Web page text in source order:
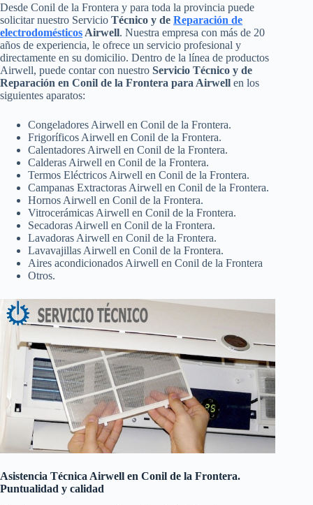
Desde Conil de la Frontera y para toda la provincia puede
solicitar nuestro Servicio Técnico y de Reparación de
electrodomésticos Airwell. Nuestra empresa con más de 20
años de experiencia, le ofrece un servicio profesional y
directamente en su domicilio. Dentro de la línea de productos
Airwell, puede contar con nuestro Servicio Técnico y de
Reparación en Conil de la Frontera para Airwell en los
siguientes aparatos:
Congeladores Airwell en Conil de la Frontera.
Frigoríficos Airwell en Conil de la Frontera.
Calentadores Airwell en Conil de la Frontera.
Calderas Airwell en Conil de la Frontera.
Termos Eléctricos Airwell en Conil de la Frontera.
Campanas Extractoras Airwell en Conil de la Frontera.
Hornos Airwell en Conil de la Frontera.
Vitrocerámicas Airwell en Conil de la Frontera.
Secadoras Airwell en Conil de la Frontera.
Lavadoras Airwell en Conil de la Frontera.
Lavavajillas Airwell en Conil de la Frontera.
Aires acondicionados Airwell en Conil de la Frontera
Otros.
Asistencia Técnica Airwell en Conil de la Frontera.
Puntualidad y calidad